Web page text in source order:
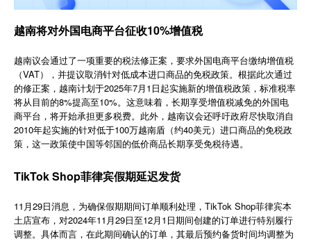
合作伙伴
了解我们
简体中文
登录 免费使用
越南将对外国电商平台征收10%增值税
越南议会通过了一项重要的税法修正案，要求外国电商平台缴纳增值税
（VAT），并提议取消针对低成本进口商品的免税政策。根据此次通过
的修正案，越南计划于2025年7月1日起实施新的增值税政策，标准税率
将从目前的8%提高至10%。这意味着，长期享受增值税减免的外国电
商平台，将开始承担更多税费。此外，越南议会还呼吁政府尽快取消自
2010年起实施的针对低于100万越南盾（约40美元）进口商品的免税政
策，这一政策使中国等邻国的低价商品长期享受免税待遇。
TikTok Shop菲律宾假期延迟发货
11月29日消息，为确保假期期间订单顺利处理，TikTok Shop菲律宾本
土店宣布，对2024年11月29日至12月1日期间创建的订单进行特别履行
调整。具体而言，在此期间确认的订单，其最后预约备货时间均调整为